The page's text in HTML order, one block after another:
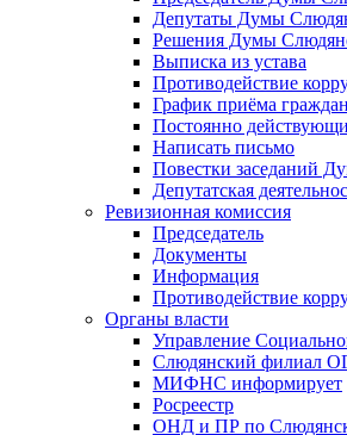
Депутаты Думы
Решения Думы
Выписка из устава
Противодействие
График приёма
Постоянно
Написать письмо
Повестки заседаний
Депутатская
Ревизионная комиссия
Председатель
Документы
Информация
Противодействие
Органы власти
Управление
Слюдянский филиал
МИФНС информирует
Росреестр
ОНД и ПР по